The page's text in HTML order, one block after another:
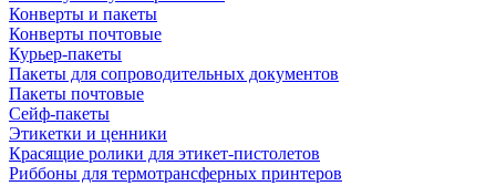
Конверты и пакеты
Конверты почтовые
Курьер-пакеты
Пакеты для сопроводительных документов
Пакеты почтовые
Сейф-пакеты
Этикетки и ценники
Красящие ролики для этикет-пистолетов
Риббоны для термотрансферных принтеров